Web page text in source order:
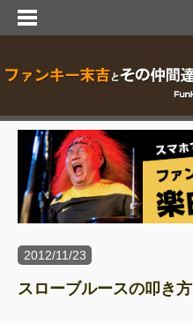
2012/11/23
スローブルースの叩き方